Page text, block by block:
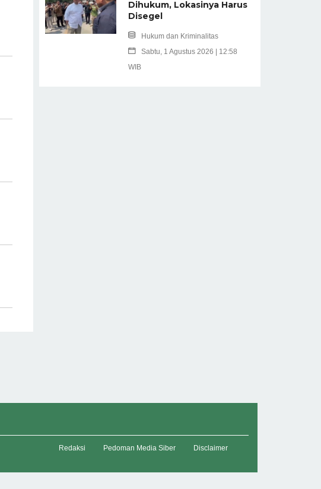
Dihukum, Lokasinya Harus
Disegel
Hukum dan Kriminalitas
Sabtu, 1 Agustus 2026 | 12:58
WIB
Redaksi Pedoman Media Siber Disclaimer